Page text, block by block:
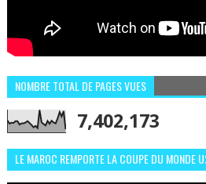
NOMBRE TOTAL DE PAGES VUES
7,402,173
LE MAROC REMPORTE LA COUPE DU MONDE